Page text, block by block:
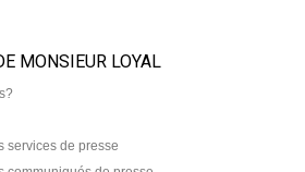
MONSIEUR LOYAL
services de presse